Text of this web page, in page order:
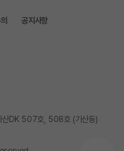
공지사항
산DK 507호, 508호 (가산동)